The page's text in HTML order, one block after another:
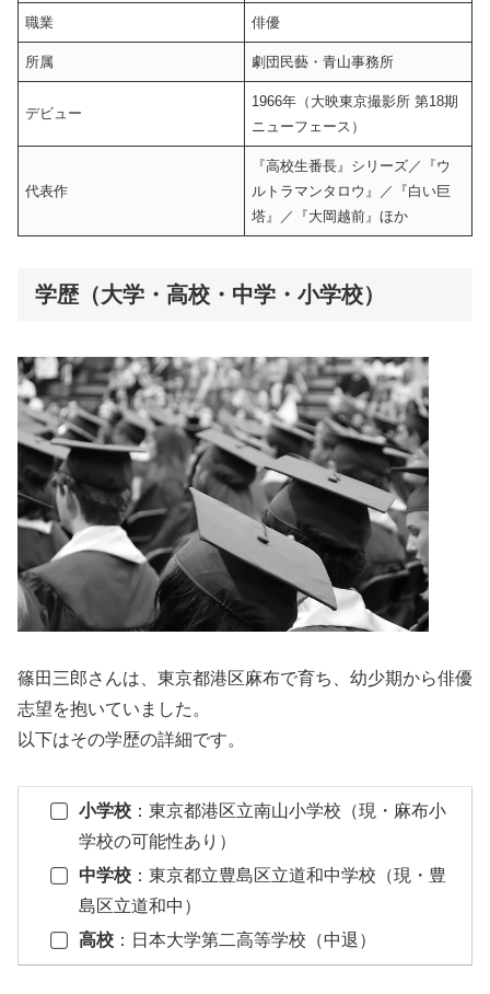
職業 俳優
所属 劇団民藝・青山事務所
デビュー
1966年（大映東京撮影所 第18期
ニューフェース）
代表作
『高校生番長』シリーズ／『ウ
ルトラマンタロウ』／『白い巨
塔』／『大岡越前』ほか
学歴（大学・高校・中学・小学校）
篠田三郎さんは、東京都港区麻布で育ち、幼少期から俳優
志望を抱いていました。
以下はその学歴の詳細です。
小学校：東京都港区立南山小学校（現・麻布小
学校の可能性あり）
中学校：東京都立豊島区立道和中学校（現・豊
島区立道和中）
高校：日本大学第二高等学校（中退）